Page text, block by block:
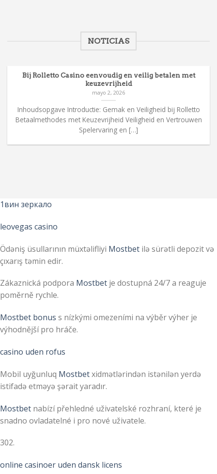
NOTICIAS
Bij Rolletto Casino eenvoudig en veilig betalen met
keuzevrijheid
mayo 2, 2026
Inhoudsopgave Introductie: Gemak en Veiligheid bij Rolletto
Betaalmethodes met Keuzevrijheid Veiligheid en Vertrouwen
Spelervaring en […]
1вин зеркало
leovegas casino
Ödəniş üsullarının müxtəlifliyi Mostbet ilə sürətli depozit və
çıxarış təmin edir.
Zákaznická podpora Mostbet je dostupná 24/7 a reaguje
poměrně rychle.
Mostbet bonus s nízkými omezeními na výběr výher je
výhodnější pro hráče.
casino uden rofus
Mobil uyğunluq Mostbetxidmətlərindən istənilən yerdə
istifadə etməyə şərait yaradır.
Mostbet nabízí přehledné uživatelské rozhraní, které je
snadno ovladatelné i pro nové uživatele.
302.
online casinoer uden dansk licens